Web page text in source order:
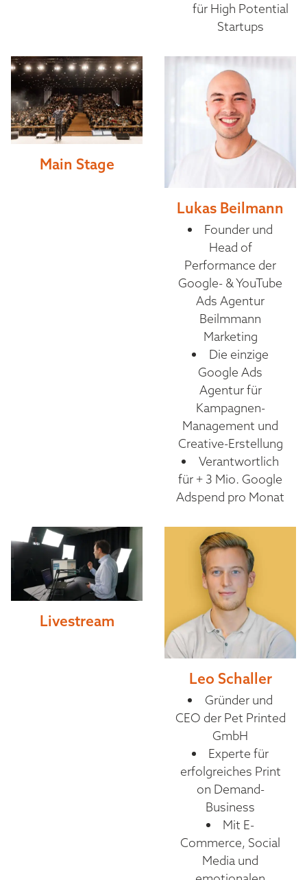
für High Potential
Startups
Main Stage
Lukas Beilmann
Founder und
Head of
Performance der
Google- & YouTube
Ads Agentur
Beilmmann
Marketing
Die einzige
Google Ads
Agentur für
Kampagnen-
Management und
Creative-Erstellung
Verantwortlich
für + 3 Mio. Google
Adspend pro Monat
Livestream
Leo Schaller
Gründer und
CEO der Pet Printed
GmbH
Experte für
erfolgreiches Print
on Demand-
Business
Mit E-
Commerce, Social
Media und